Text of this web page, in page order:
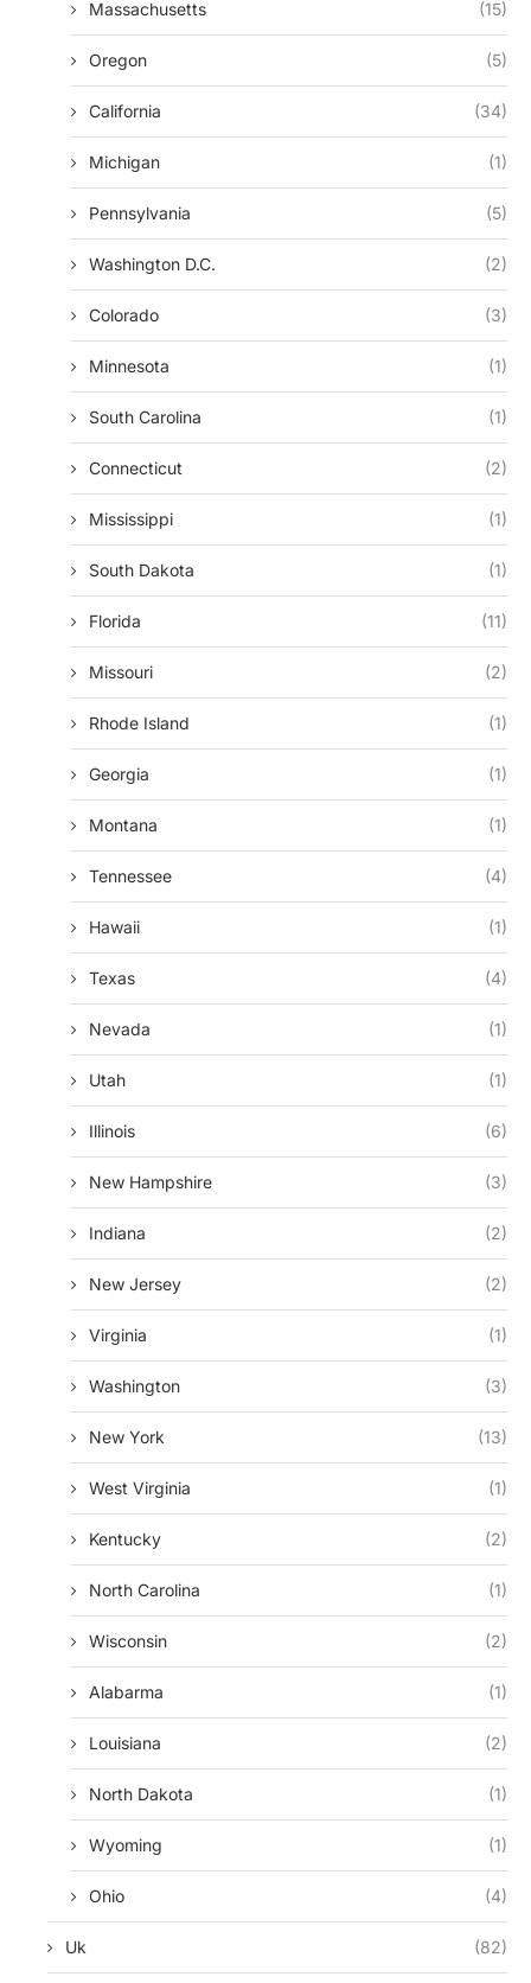
Massachusetts (15)
Oregon (5)
California (34)
Michigan (1)
Pennsylvania (5)
Washington D.c. (2)
Colorado (3)
Minnesota (1)
South Carolina (1)
Connecticut (2)
Mississippi (1)
South Dakota (1)
Florida (11)
Missouri (2)
Rhode Island (1)
Georgia (1)
Montana (1)
Tennessee (4)
Hawaii (1)
Texas (4)
Nevada (1)
Utah (1)
Illinois (6)
New Hampshire (3)
Indiana (2)
New Jersey (2)
Virginia (1)
Washington (3)
New York (13)
West Virginia (1)
Kentucky (2)
North Carolina (1)
Wisconsin (2)
Alabarma (1)
Louisiana (2)
North Dakota (1)
Wyoming (1)
Ohio (4)
Uk (82)